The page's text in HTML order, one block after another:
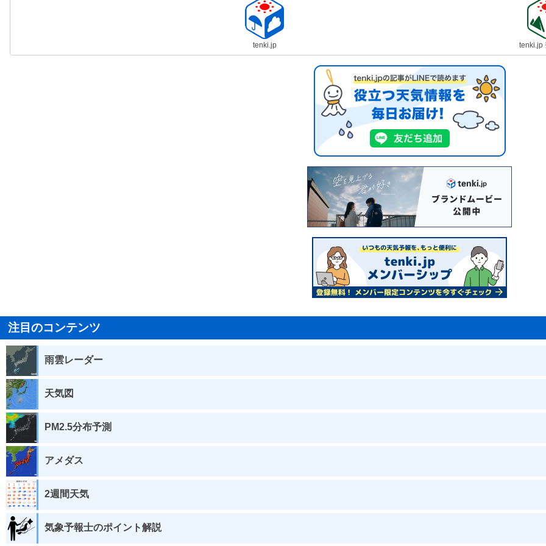
tenki.jp tenki.jp
注目のコンテンツ
雨雲レーダー
天気図
PM2.5分布予測
アメダス
2週間天気
気象予報士のポイント解説